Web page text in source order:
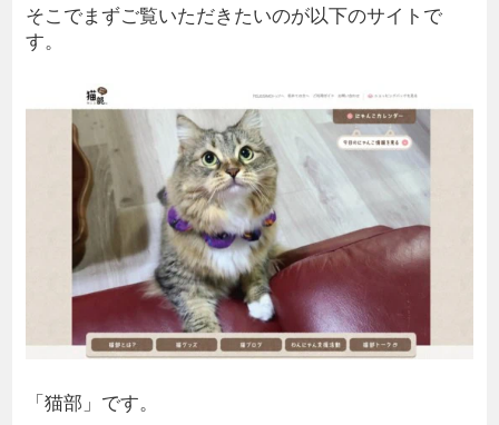
そこでまずご覧いただきたいのが以下のサイトで
す。
「猫部」です。